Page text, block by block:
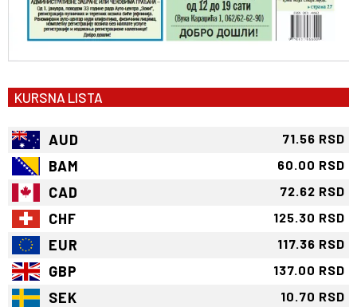
KURSNA LISTA
AUD 71.56 RSD
BAM 60.00 RSD
CAD 72.62 RSD
CHF 125.30 RSD
EUR 117.36 RSD
GBP 137.00 RSD
SEK 10.70 RSD